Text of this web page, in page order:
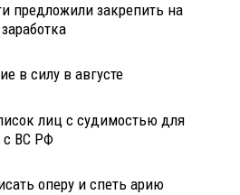
предложили закрепить на
в силу в августе
лиц с судимостью для
с ВС РФ
оперу и спеть арию